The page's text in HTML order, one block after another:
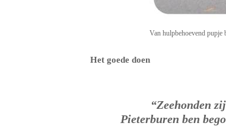
Van hulpbehoevend pupje
Het goede doen
“Zeehonden
Pieterburen ben